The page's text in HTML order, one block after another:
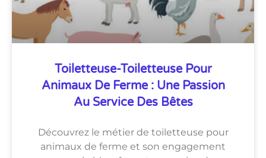
Toiletteuse-Toiletteuse Pour
Animaux De Ferme : Une Passion
Au Service Des Bêtes
Découvrez le métier de toiletteuse pour
animaux de ferme et son engagement